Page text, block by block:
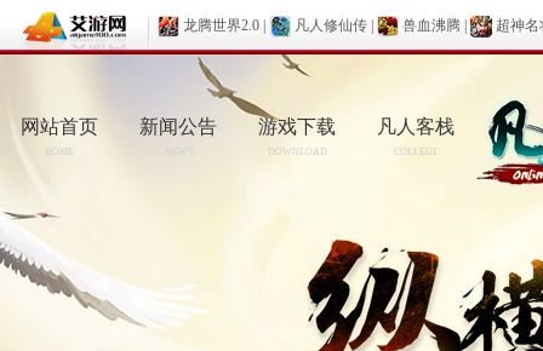
龙腾世界2.0 凡人修仙传 兽血沸腾 超神名
网站首页
HOME
新闻公告
NEWS
游戏下载
DOWNLOAD
凡人客栈
COLLEGE